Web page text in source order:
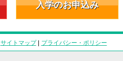
入学のお申込み
サイトマップ| プライバシー・ポリシー